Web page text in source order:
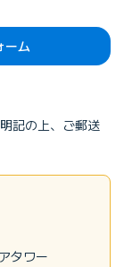
ーム
記の上、ご郵送
タワー